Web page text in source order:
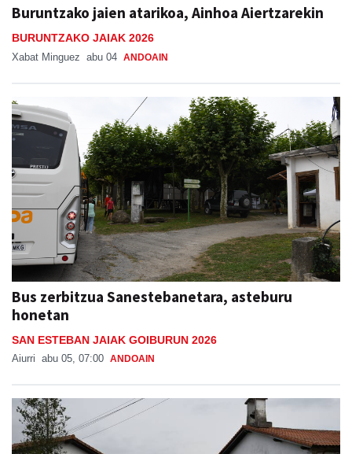
Buruntzako jaien atarikoa, Ainhoa Aiertzarekin
BURUNTZAKO JAIAK 2026
Xabat Minguez abu 04 ANDOAIN
Bus zerbitzua Sanestebanetara, asteburu
honetan
SAN ESTEBAN JAIAK GOIBURUN 2026
Aiurri abu 05, 07:00 ANDOAIN